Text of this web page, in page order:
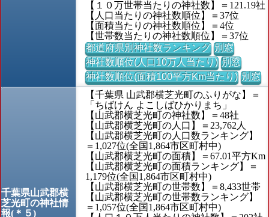
【１０万世帯当たりの神社数】＝121.19社
【人口当たりの神社数順位】＝37位
【面積当たりの神社数順位】＝4位
【世帯数当たりの神社数順位】＝37位
都道府県別神社数ランキング 別窓
神社数順位(人口10万人当たり) 別窓
神社数順位(面積100平方Km当たり) 別窓
千葉県山武郡横
芝光町の神社情
報(＊５)
【千葉県 山武郡横芝光町のふりがな】＝
「ちばけん よこしばひかりまち」
【山武郡横芝光町の神社数】＝48社
【山武郡横芝光町の人口】＝23,762人
【山武郡横芝光町の人口数ランキング】
＝1,027位(全国1,864市区町村中)
【山武郡横芝光町の面積】＝67.01平方Km
【山武郡横芝光町の面積ランキング】＝
1,179位(全国1,864市区町村中)
【山武郡横芝光町の世帯数】＝8,433世帯
【山武郡横芝光町の世帯数ランキング】
＝1,057位(全国1,864市区町村中)